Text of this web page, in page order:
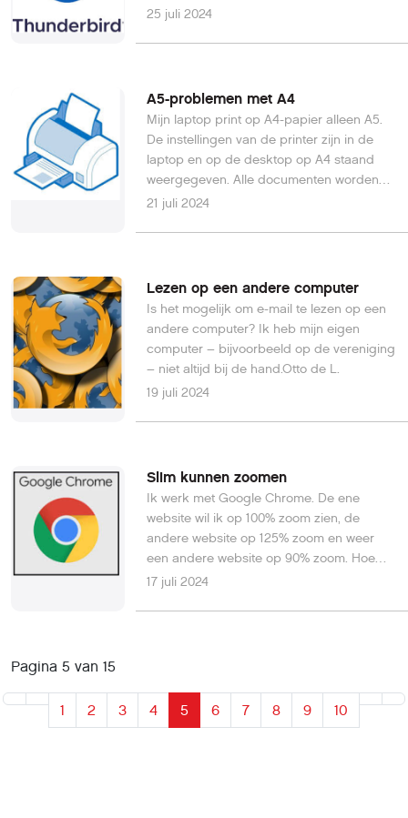
moet invullen bij het binnen halen en het
25 juli 2024
A5-problemen met A4
Mijn laptop print op A4-papier alleen A5.
De instellingen van de printer zijn in de
laptop en op de desktop op A4 staand
weergegeven. Alle documenten worden
toch steeds op A4 model A5 afgedrukt,
probleem.MJR
21 juli 2024
Lezen op een andere computer
Is het mogelijk om e-mail te lezen op een
andere computer? Ik heb mijn eigen
computer – bijvoorbeeld op de vereniging
– niet altijd bij de hand.Otto de L.
19 juli 2024
Slim kunnen zoomen
Ik werk met Google Chrome. De ene
website wil ik op 100% zoom zien, de
andere website op 125% zoom en weer
een andere website op 90% zoom. Hoe
krijg ik dat ingesteld in de webbrowser?
17 juli 2024
Pagina 5 van 15
1 2 3 4 5 6 7 8 9 10